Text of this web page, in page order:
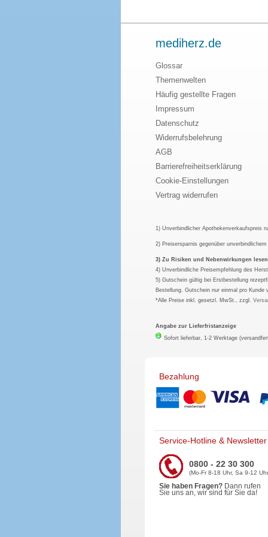
mediherz.de
Glossar
Themenwelten
Häufig gestellte Fragen
Impressum
Datenschutz
Widerrufsbelehrung
AGB
Barrierefreiheitserklärung
Cookie-Einstellungen
Vertrag widerrufen
1) Unverbindlicher Apothekenverkaufspreis
2) Preisersparnis gegenüber
3) Zu Risiken und Nebenwirkungen
4) Unverbindliche Preisempfehlung des
5) Gutschein gültig bei Erstbestellung
Bestellung. Gutschein nur einmal pro
*Alle Preise inkl. gesetzl. MwSt., zzgl.
Angabe zur Lieferfristanzeige
Sofort lieferbar, 1-2 Werktage
Bezahlung
Service-Hotline & Newsletter
0800 - 22 30 300
(Mo-Fr 8-18 Uhr, Sa 9-12
Sie haben Fragen? Dann rufen
Sie uns an, wir sind für Sie da!